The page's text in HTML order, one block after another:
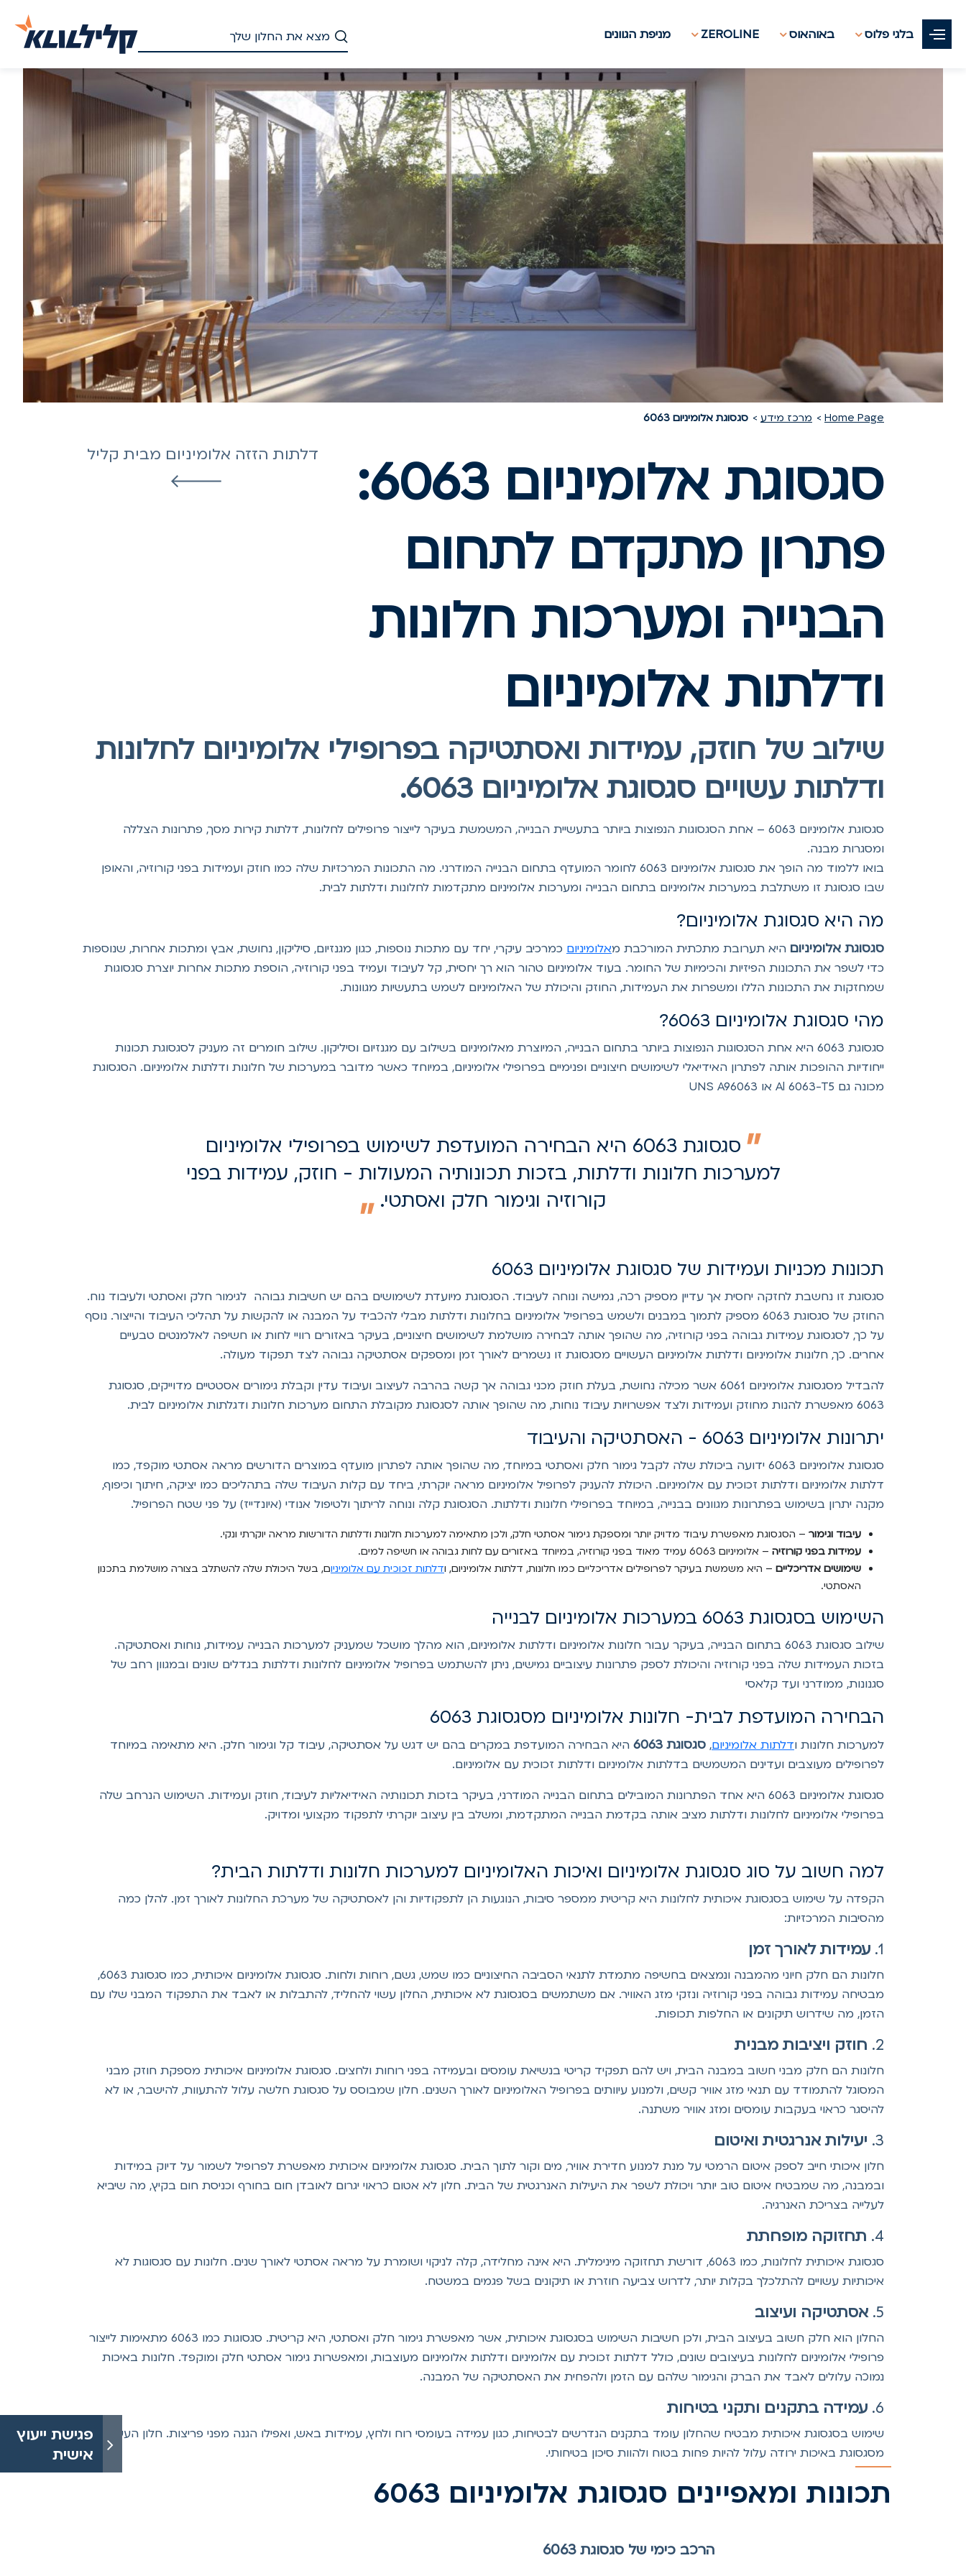
בלגי פלוס באוהאוס ZEROLINE מניפת הגוונים
לתוכן
העיקרי
Home Page מרכז מידע סגסוגת אלומיניום 6063
סגסוגת אלומיניום 6063:
פתרון מתקדם לתחום
הבנייה ומערכות חלונות
ודלתות אלומיניום
דלתות הזזה אלומיניום מבית קליל
שילוב של חוזק, עמידות ואסתטיקה בפרופילי אלומיניום לחלונות
ודלתות עשויים סגסוגת אלומיניום 6063.
סגסוגת אלומיניום 6063 – אחת הסגסוגות הנפוצות ביותר בתעשיית הבנייה, המשמשת בעיקר לייצור פרופילים לחלונות, דלתות קירות מסך, פתרונות הצללה
ומסגרות מבנה.
בואו ללמוד מה הופך את סגסוגת אלומיניום 6063 לחומר המועדף בתחום הבנייה המודרני. מה התכונות המרכזיות שלה כמו חוזק ועמידות בפני קורוזיה, והאופן
שבו סגסוגת זו משתלבת במערכות אלומיניום בתחום הבנייה ומערכות אלומיניום מתקדמות לחלונות ודלתות לבית.
מה היא סגסוגת אלומיניום?
סגסוגת אלומיניום היא תערובת מתכתית המורכבת מאלומיניום כמרכיב עיקרי, יחד עם מתכות נוספות, כגון מגנזיום, סיליקון, נחושת, אבץ ומתכות אחרות, שנוספות
כדי לשפר את התכונות הפיזיות והכימיות של החומר. בעוד אלומיניום טהור הוא רך יחסית, קל לעיבוד ועמיד בפני קורוזיה, הוספת מתכות אחרות יוצרת סגסוגות
שמחזקות את התכונות הללו ומשפרות את העמידות, החוזק והיכולת של האלומיניום לשמש בתעשיות מגוונות.
מהי סגסוגת אלומיניום 6063?
סגסוגת 6063 היא אחת הסגסוגות הנפוצות ביותר בתחום הבנייה, המיוצרת מאלומיניום בשילוב עם מגנזיום וסיליקון. שילוב חומרים זה מעניק לסגסוגת תכונות
ייחודיות ההופכות אותה לפתרון האידיאלי לשימושים חיצוניים ופנימיים בפרופילי אלומיניום, במיוחד כאשר מדובר במערכות של חלונות ודלתות אלומיניום. הסגסוגת
מכונה גם Al 6063-T5 או UNS A96063
סגסוגת 6063 היא הבחירה המועדפת לשימוש בפרופילי אלומיניום
למערכות חלונות ודלתות, בזכות תכונותיה המעולות - חוזק, עמידות בפני
קורוזיה וגימור חלק ואסתטי.
תכונות מכניות ועמידות של סגסוגת אלומיניום 6063
סגסוגת זו נחשבת לחזקה יחסית אך עדיין מספיק רכה, גמישה ונוחה לעיבוד. הסגסוגת מיועדת לשימושים בהם יש חשיבות גבוהה לגימור חלק ואסתטי ולעיבוד נוח.
החוזק של סגסוגת 6063 מספיק לתמוך במבנים ולשמש בפרופיל אלומיניום בחלונות ודלתות מבלי להכביד על המבנה או להקשות על תהליכי העיבוד והייצור. נוסף
על כך, לסגסוגת עמידות גבוהה בפני קורוזיה, מה שהופך אותה לבחירה מושלמת לשימושים חיצוניים, בעיקר באזורים רוויי לחות או חשיפה לאלמנטים טבעיים
אחרים. כך, חלונות אלומיניום ודלתות אלומיניום העשויים מסגסוגת זו נשמרים לאורך זמן ומספקים אסתטיקה גבוהה לצד תפקוד מעולה.
להבדיל מסגסוגת אלומיניום 6061 אשר מכילה נחושת, בעלת חוזק מכני גבוהה אך קשה בהרבה לעיצוב ועיבוד עדין וקבלת גימורים אסטטיים מדוייקים, סגסוגת
6063 מאפשרת להנות מחוזק ועמידות ולצד אפשרויות עיבוד נוחות, מה שהופך אותה לסגסוגת מקובלת התחום מערכות חלונות ודגלתות אלומיניום לבית.
יתרונות אלומיניום 6063 - האסתטיקה והעיבוד
סגסוגת אלומיניום 6063 ידועה ביכולת שלה לקבל גימור חלק ואסתטי במיוחד, מה שהופך אותה לפתרון מועדף במוצרים הדורשים מראה אסתטי מוקפד, כמו
דלתות אלומיניום ודלתות זכוכית עם אלומיניום. היכולת להעניק לפרופיל אלומיניום מראה יוקרתי, ביחד עם קלות העיבוד שלה בתהליכים כמו יציקה, חיתוך וכיפוף,
מקנה יתרון בשימוש בפתרונות מגוונים בבנייה, במיוחד בפרופילי חלונות ודלתות. הסגסוגת קלה ונוחה לריתוך ולטיפול אנודי (איונדייז) על פני שטח הפרופיל.
עיבוד וגימור – הסגסוגת מאפשרת עיבוד מדויק יותר ומספקת גימור אסתטי חלק, ולכן מתאימה למערכות חלונות ודלתות הדורשות מראה יוקרתי ונקי.
עמידות בפני קורוזיה – אלומיניום 6063 עמיד מאוד בפני קורוזיה, במיוחד באזורים עם לחות גבוהה או חשיפה למים.
שימושים אדריכליים – היא משמשת בעיקר לפרופילים אדריכליים כמו חלונות, דלתות אלומיניום, ודלתות זכוכית עם אלומיניום, בשל היכולת שלה להשתלב בצורה מושלמת בתכנון
האסתטי.
השימוש בסגסוגת 6063 במערכות אלומיניום לבנייה
שילוב סגסוגת 6063 בתחום הבנייה, בעיקר עבור חלונות אלומיניום ודלתות אלומיניום, הוא מהלך מושכל שמעניק למערכות הבנייה עמידות, נוחות ואסתטיקה.
בזכות העמידות שלה בפני קורוזיה והיכולת לספק פתרונות עיצוביים גמישים, ניתן להשתמש בפרופיל אלומיניום לחלונות ודלתות בגדלים שונים ובמגוון רחב של
סגנונות, ממודרני ועד קלאסי
הבחירה המועדפת לבית- חלונות אלומיניום מסגסוגת 6063
למערכות חלונות ודלתות אלומיניום, סגסוגת 6063
היא הבחירה המועדפת במקרים בהם יש דגש על אסתטיקה, עיבוד קל וגימור חלק. היא מתאימה במיוחד
לפרופילים מעוצבים ועדינים המשמשים בדלתות אלומיניום ודלתות זכוכית עם אלומיניום.
סגסוגת אלומיניום 6063 היא אחד הפתרונות המובילים בתחום הבנייה המודרני, בעיקר בזכות תכונותיה האידיאליות לעיבוד, חוזק ועמידות. השימוש הנרחב שלה
בפרופילי אלומיניום לחלונות ודלתות מציב אותה בקדמת הבנייה המתקדמת, ומשלב בין עיצוב יוקרתי לתפקוד מקצועי ומדויק.
למה חשוב על סוג סגסוגת אלומיניום ואיכות האלומיניום למערכות חלונות ודלתות הבית?
הקפדה על שימוש בסגסוגת איכותית לחלונות היא קריטית ממספר סיבות, הנוגעות הן לתפקודיות והן לאסתטיקה של מערכת החלונות לאורך זמן. להלן כמה
מהסיבות המרכזיות:
1. עמידות לאורך זמן
חלונות הם חלק חיוני מהמבנה ונמצאים בחשיפה מתמדת לתנאי הסביבה החיצוניים כמו שמש, גשם, רוחות ולחות. סגסוגת אלומיניום איכותית, כמו סגסוגת 6063,
מבטיחה עמידות גבוהה בפני קורוזיה ונזקי מזג האוויר. אם משתמשים בסגסוגת לא איכותית, החלון עשוי להחליד, להתבלות או לאבד את התפקוד המבני שלו עם
הזמן, מה שידרוש תיקונים או החלפות תכופות.
2. חוזק ויציבות מבנית
חלונות הם חלק מבני חשוב במבנה הבית, ויש להם תפקיד קריטי בנשיאת עומסים ובעמידה בפני רוחות ולחצים. סגסוגת אלומיניום איכותית מספקת חוזק מבני
המסוגל להתמודד עם תנאי מזג אוויר קשים, ולמנוע עיוותים בפרופיל האלומיניום לאורך השנים. חלון שמבוסס על סגסוגת חלשה עלול להתעוות, להישבר, או לא
להיסגר כראוי בעקבות עומסים ומזג אוויר משתנה.
3. יעילות אנרגטית ואיטום
חלון איכותי חייב לספק איטום הרמטי על מנת למנוע חדירת אוויר, מים וקור לתוך הבית. סגסוגת אלומיניום איכותית מאפשרת לפרופיל לשמור על דיוק במידות
ובמבנה, מה שמבטיח איטום טוב יותר ויכולת לשפר את היעילות האנרגטית של הבית. חלון לא אטום כראוי יגרום לאובדן חום בחורף וכניסת חום בקיץ, מה שיביא
לעלייה בצריכת האנרגיה.
4. תחזוקה מופחתת
סגסוגת איכותית לחלונות, כמו 6063, דורשת תחזוקה מינימלית. היא אינה מחלידה, קלה לניקוי ושומרת על מראה אסתטי לאורך שנים. חלונות עם סגסוגות לא
איכותיות עשויים להתלכלך בקלות יותר, לדרוש צביעה חוזרת או תיקונים בשל פגמים במשטח.
5. אסתטיקה ועיצוב
החלון הוא חלק חשוב בעיצוב הבית, ולכן חשיבות השימוש בסגסוגת איכותית, אשר מאפשרת גימור חלק ואסתטי, היא קריטית. סגסוגות כמו 6063 מתאימות לייצור
פרופילי אלומיניום לחלונות בעיצובים שונים, כולל דלתות זכוכית עם אלומיניום ודלתות אלומיניום מעוצבות, ומאפשרות גימור אסתטי חלק ומוקפד. חלונות באיכות
נמוכה עלולים לאבד את הברק והגימור שלהם עם הזמן ולהפחית את האסתטיקה של המבנה.
6. עמידה בתקנים ותקני בטיחות
שימוש בסגסוגת איכותית מבטיח שהחלון עומד בתקנים הנדרשים לבטיחות, כגון עמידה בעומסי רוח ולחץ, עמידות באש, ואפילו הגנה מפני פריצות. חלון העשוי
מסגסוגת באיכות ירודה עלול להיות פחות בטוח ולהוות סיכון בטיחותי.
תכונות ומאפיינים סגסוגת אלומיניום 6063
הרכב כימי של סגסוגת 6063